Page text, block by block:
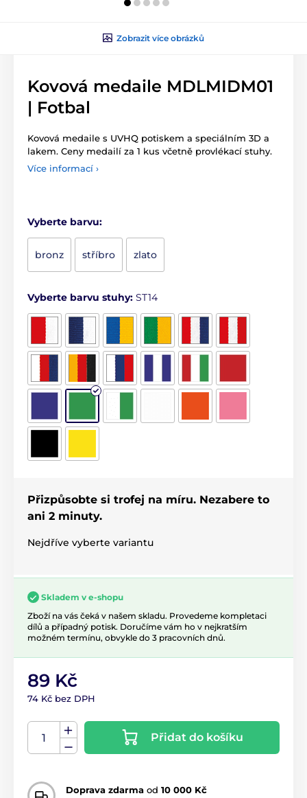
Zobrazit více obrázků
Kovová medaile MDLMIDM01
| Fotbal
Kovová medaile s UVHQ potiskem a speciálním 3D a
lakem. Ceny medailí za 1 kus včetně provlékací stuhy.
Více informací ›
Vyberte barvu:
bronz stříbro zlato
Vyberte barvu stuhy: ST14
Přizpůsobte si trofej na míru. Nezabere to
ani 2 minuty.
Nejdříve vyberte variantu
Skladem v e-shopu
Zboží na vás čeká v našem skladu. Provedeme kompletaci
dílů a případný potisk. Doručíme vám ho v nejkratším
možném termínu, obvykle do 3 pracovních dnů.
89 Kč
74 Kč bez DPH
Přidat do košíku
Doprava zdarma od 10 000 Kč